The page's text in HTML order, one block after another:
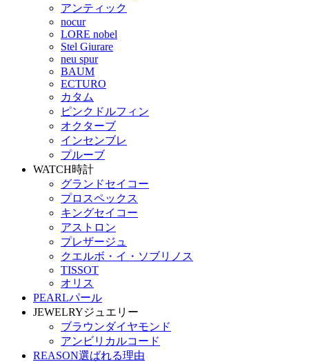
アンティック
nocur
LORE nobel
Stel Giurare
neu spur
BAUM
ECTURO
カタム
ピンクドルフィン
オクターブ
インセンブレ
プルーブ
WATCH時計
グランドセイコー
プロスペックス
キングセイコー
アストロン
プレザージュ
クエルボ・イ・ソブリノス
TISSOT
オリス
PEARLパール
JEWELRYジュエリー
ブラウンダイヤモンド
アンビリカルコード
REASON選ばれる理由